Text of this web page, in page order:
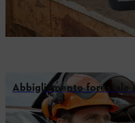
Abbigliamento forestale